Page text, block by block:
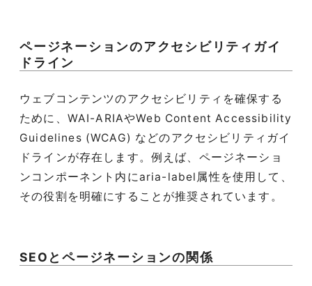
ページネーションのアクセシビリティガイ
ドライン
ウェブコンテンツのアクセシビリティを確保する
ために、WAI-ARIAやWeb Content Accessibility
Guidelines (WCAG) などのアクセシビリティガイ
ドラインが存在します。例えば、ページネーショ
ンコンポーネント内にaria-label属性を使用して、
その役割を明確にすることが推奨されています。
SEOとページネーションの関係